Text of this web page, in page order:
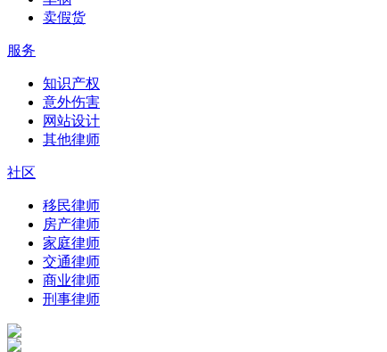
卖假货
服务
知识产权
意外伤害
网站设计
其他律师
社区
移民律师
房产律师
家庭律师
交通律师
商业律师
刑事律师